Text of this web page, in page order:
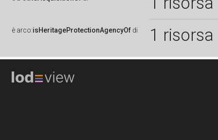
è arco:isHeritageProtectionAgencyOf di 1 risorsa